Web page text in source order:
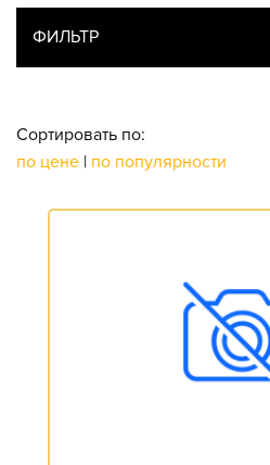
ФИЛЬТР
Сортировать по:
по цене | по популярности